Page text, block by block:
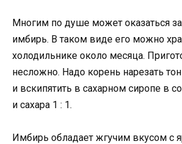
Многим по душе может оказаться
имбирь. В таком виде его можно
холодильнике около месяца.
несложно. Надо корень нарезать
и вскипятить в сахарном сиропе в
и сахара 1 : 1.
Имбирь обладает жгучим вкусом с